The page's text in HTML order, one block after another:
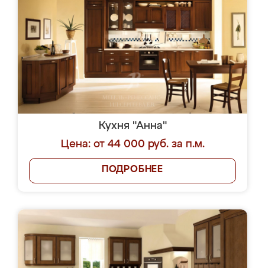
Кухня "Анна"
Цена: от 44 000 руб. за п.м.
ПОДРОБНЕЕ